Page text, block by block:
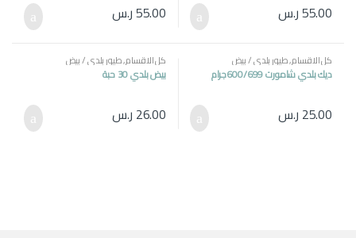
55.00ر.س 55.00ر.س
كل الاقسام,طيور بلدي / بيض
ديك بلدي شامورت 600/699جرام
25.00 ر.س
كل الاقسام,طيور بلدي / بيض
بيض بلدي 30 حبة
26.00 ر.س